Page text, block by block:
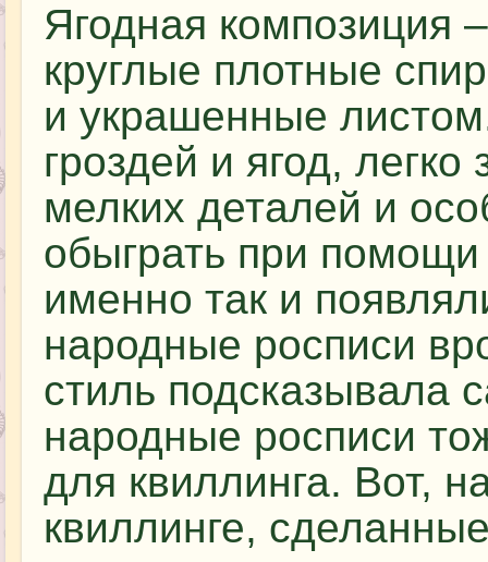
Ягодная композиция
круглые плотные
и украшенные
гроздей и ягод,
мелких деталей и
обыграть при помощи
именно так и
народные росписи
стиль подсказывала
народные росписи
для квиллинга. Вот,
квиллинге,